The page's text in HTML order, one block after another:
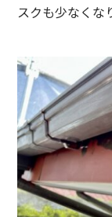
スクも少なくな